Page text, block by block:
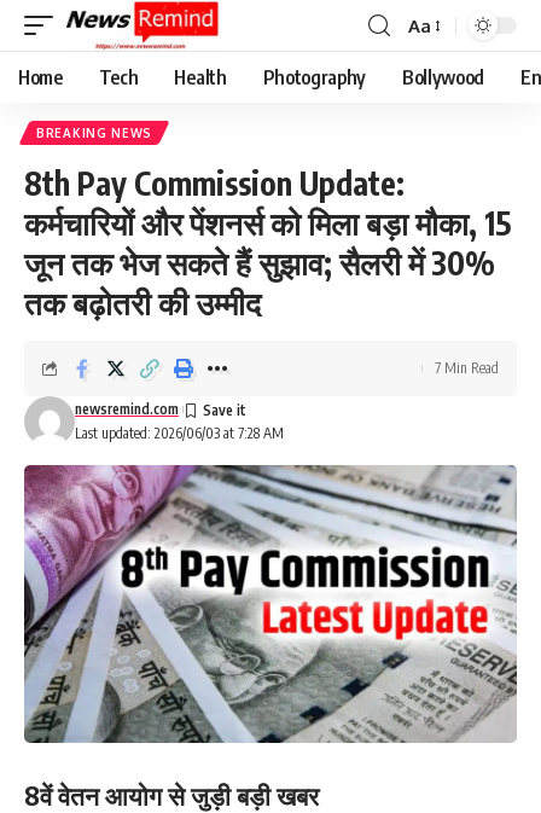
Font
Resizer
Aa
Home Tech Health Photography Bollywood
BREAKING NEWS
8th Pay Commission Update:
कर्मचारियों और पेंशनर्स को मिला बड़ा मौका, 15
जून तक भेज सकते हैं सुझाव; सैलरी में 30%
तक बढ़ोतरी की उम्मीद
Last updated: 2026/06/03 at 7:28 AM
newsremind.com
7 Min Read
8वें वेतन आयोग से जुड़ी बड़ी खबर